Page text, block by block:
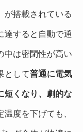
が搭載されている
達すると自動で通
中は密閉性が高い
として普通に電気
短くなり、劇的な
度を下げても、